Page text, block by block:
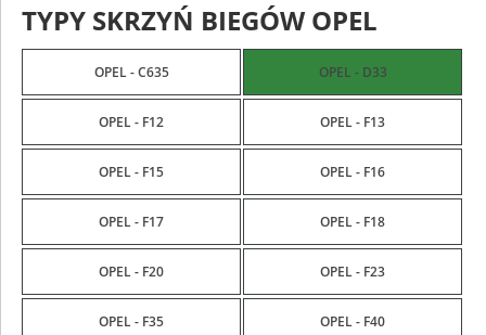
TYPY SKRZYŃ BIEGÓW OPEL
OPEL - C635 OPEL - D33
OPEL - F12 OPEL - F13
OPEL - F15 OPEL - F16
OPEL - F17 OPEL - F18
OPEL - F20 OPEL - F23
OPEL - F35 OPEL - F40